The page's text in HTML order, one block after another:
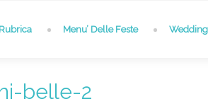
Rubrica Menu’ Delle Feste
belle-2